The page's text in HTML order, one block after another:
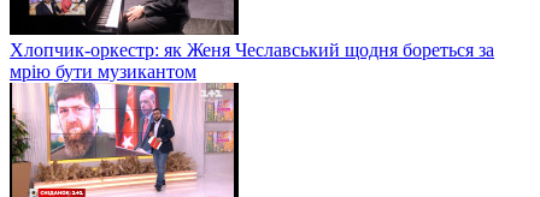
Хлопчик-оркестр: як Женя Чеславський щодня бореться за
мрію бути музикантом